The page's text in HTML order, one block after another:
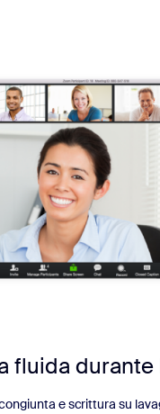
fluida
e scrittura su